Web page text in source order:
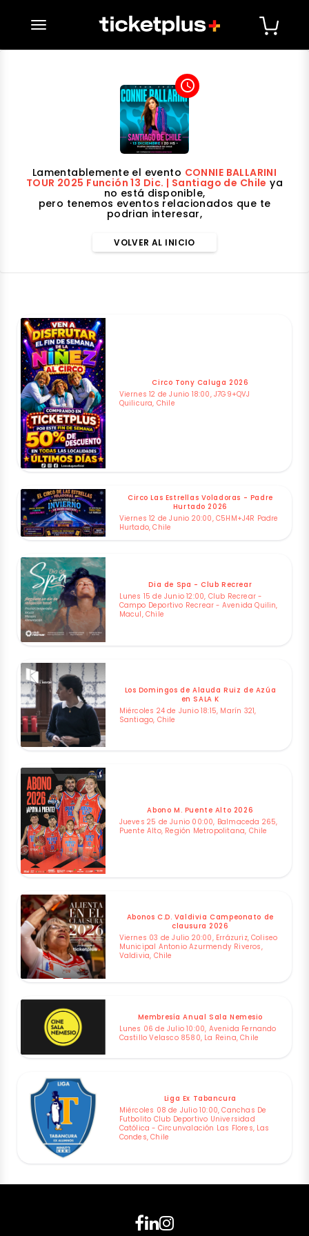
desplegar navegación
access_time
Lamentablemente el evento CONNIE BALLARINI
TOUR 2025 Función 13 Dic. | Santiago de Chile ya
no está disponible,
pero tenemos eventos relacionados que te
podrian interesar,
VOLVER AL INICIO
Circo Tony Caluga 2026
Viernes 12 de Junio 18:00, J7G9+QVJ
Quilicura, Chile
Circo Las Estrellas Voladoras - Padre
Hurtado 2026
Viernes 12 de Junio 20:00, C5HM+J4R Padre
Hurtado, Chile
Dia de Spa - Club Recrear
Lunes 15 de Junio 12:00, Club Recrear -
Campo Deportivo Recrear - Avenida Quilin,
Macul, Chile
Los Domingos de Alauda Ruiz de Azúa
en SALA K
Miércoles 24 de Junio 18:15, Marín 321,
Santiago, Chile
Abono M. Puente Alto 2026
Jueves 25 de Junio 00:00, Balmaceda 265,
Puente Alto, Región Metropolitana, Chile
Abonos C.D. Valdivia Campeonato de
clausura 2026
Viernes 03 de Julio 20:00, Errázuriz, Coliseo
Municipal Antonio Azurmendy Riveros,
Valdivia, Chile
Membresía Anual Sala Nemesio
Lunes 06 de Julio 10:00, Avenida Fernando
Castillo Velasco 8580, La Reina, Chile
Liga Ex Tabancura
Miércoles 08 de Julio 10:00, Canchas De
Futbolito Club Deportivo Universidad
Católica - Circunvalación Las Flores, Las
Condes, Chile